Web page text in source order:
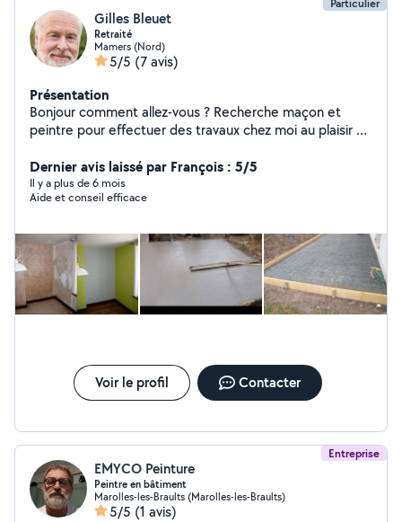
Particulier
Gilles Bleuet
Retraité
Mamers (Nord)
5/5 (7 avis)
Présentation
Bonjour comment allez-vous ? Recherche maçon et
peintre pour effectuer des travaux chez moi au plaisir de
Dernier avis laissé par François : 5/5
Il y a plus de 6 mois
Aide et conseil efficace
Voir le profil Contacter
Entreprise
EMYCO Peinture
Peintre en bâtiment
Marolles-les-Braults (Marolles-les-Braults)
5/5 (1 avis)